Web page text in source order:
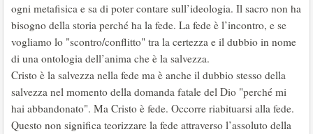
ogni metafisica e sa di poter contare sull’ideologia. Il sacro non ha
bisogno della storia perché ha la fede. La fede è l’incontro, e se
vogliamo lo "scontro/conflitto" tra la certezza e il dubbio in nome
di una ontologia dell’anima che è la salvezza.
Cristo è la salvezza nella fede ma è anche il dubbio stesso della
salvezza nel momento della domanda fatale del Dio "perché mi
hai abbandonato". Ma Cristo è fede. Occorre riabituarsi alla fede.
Questo non significa teorizzare la fede attraverso l’assoluto della